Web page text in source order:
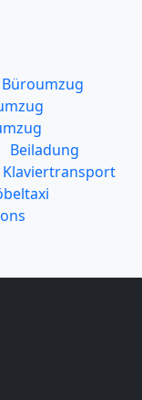
Büroumzug
Beiladung
Klaviertransport